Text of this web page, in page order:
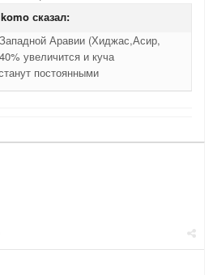
komo сказал:
Аравии (Хиджас,Асир,
увеличится и куча
постоянными